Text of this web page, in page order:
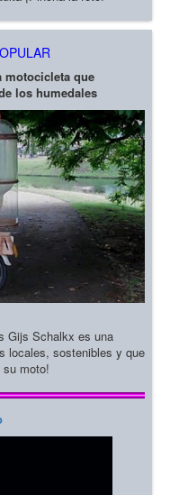
motocicleta que
los humedales
Gijs Schalkx es una
locales, sostenibles y que
su moto!